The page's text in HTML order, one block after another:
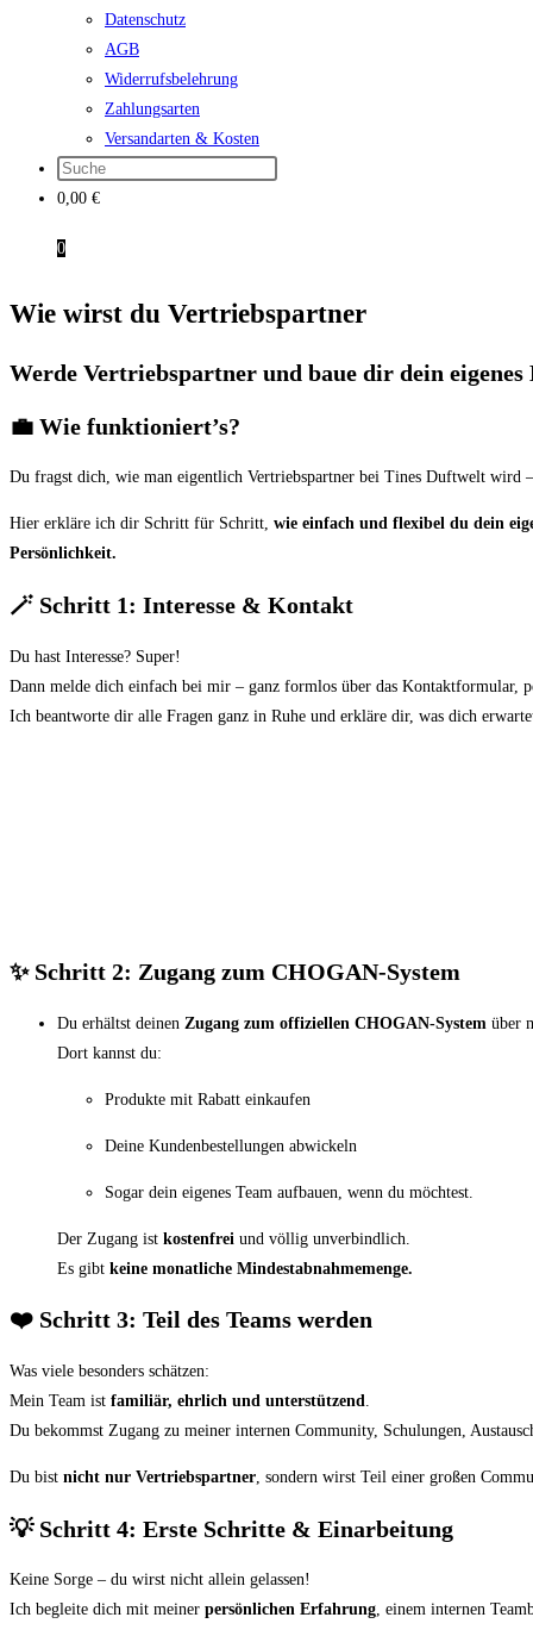
Datenschutz
AGB
Widerrufsbelehrung
Zahlungsarten
Versandarten & Kosten
0,00 €
0
Wie wirst du Vertriebspartner
Werde Vertriebspartner und baue dir dein eigenes
💼 Wie funktioniert’s?
Du fragst dich, wie man eigentlich Vertriebspartner bei Tines Duftwelt wird
Hier erkläre ich dir Schritt für Schritt, wie einfach und flexibel du dein
Persönlichkeit.
🪄 Schritt 1: Interesse & Kontakt
Du hast Interesse? Super!
Dann melde dich einfach bei mir – ganz formlos über das Kontaktformular,
Ich beantworte dir alle Fragen ganz in Ruhe und erkläre dir, was dich
✨ Schritt 2: Zugang zum CHOGAN-System
Du erhältst deinen Zugang zum offiziellen CHOGAN-System über
Dort kannst du:
Produkte mit Rabatt einkaufen
Deine Kundenbestellungen abwickeln
Sogar dein eigenes Team aufbauen, wenn du möchtest.
Der Zugang ist kostenfrei und völlig unverbindlich.
Es gibt keine monatliche Mindestabnahmemenge.
❤️ Schritt 3: Teil des Teams werden
Was viele besonders schätzen:
Mein Team ist familiär, ehrlich und unterstützend
Du bekommst Zugang zu meiner internen Community, Schulungen,
Du bist nicht nur Vertriebspartner , sondern wirst Teil einer großen
💡 Schritt 4: Erste Schritte & Einarbeitung
Keine Sorge – du wirst nicht allein gelassen!
Ich begleite dich mit meiner persönlichen Erfahrung, einem internen